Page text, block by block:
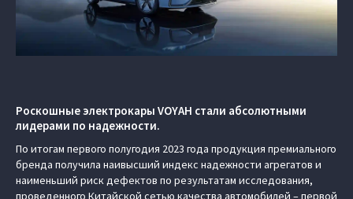
Роскошные электрокары VOYAH стали абсолютными
лидерами по надежности.
По итогам первого полугодия 2023 года продукция премиального
бренда получила наивысший индекс надежности агрегатов и
наименьший риск дефектов по результатам исследования,
проведенного Китайской сетью качества автомобилей – первой